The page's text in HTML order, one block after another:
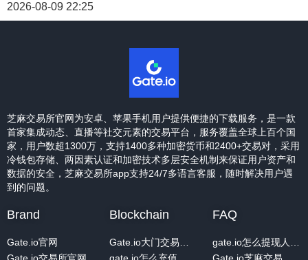
第一步。为帮助您顺利完成注册流程，以下将详细介绍
Gate.io账户注册的具体步骤和操作指引。
2026-08-09 22:25
芝麻交易所官网为安卓、苹果手机用户提供便捷的下载服务，是一款
首家集成动态、直播等社交元素的交易平台，服务覆盖全球上百个国
家，用户数超1300万，支持1400多种加密货币和2400+交易对，采用
冷钱包存储、两因素认证和加密技术多层安全机制来保证用户资产和
数据的安全，芝麻交易所app支持24/7多语言客服，随时解决用户遇
到的问题‌。
Brand
Gate.io官网
Gate.io交易所官网
Blockchain FAQ